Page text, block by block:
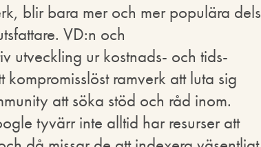
blir bara mer och mer populära dels
VD:n och
utveckling ur kostnads- och tids-
ramverk att luta sig
att söka stöd och råd inom.
tyvärr inte alltid har resurser att